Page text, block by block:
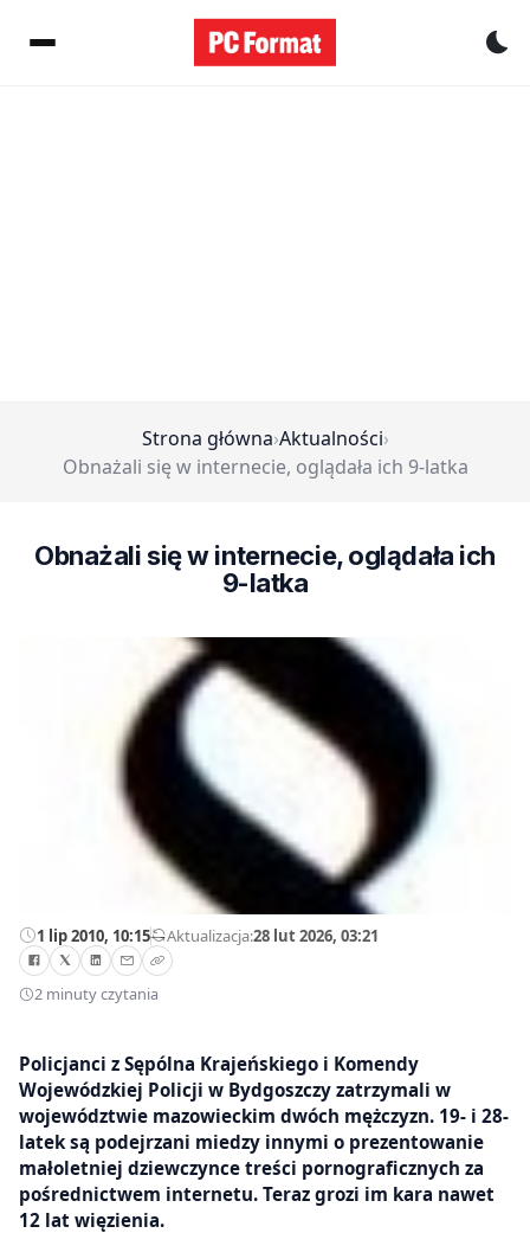
Strona główna›Aktualności›
Obnażali się w internecie, oglądała ich 9-latka
Obnażali się w internecie, oglądała ich
9-latka
1 lip 2010, 10:15—Aktualizacja:28 lut 2026, 03:21
2 minuty czytania
Policjanci z Sępólna Krajeńskiego i Komendy
Wojewódzkiej Policji w Bydgoszczy zatrzymali w
województwie mazowieckim dwóch mężczyzn. 19- i 28-
latek są podejrzani miedzy innymi o prezentowanie
małoletniej dziewczynce treści pornograficznych za
pośrednictwem internetu. Teraz grozi im kara nawet
12 lat więzienia.